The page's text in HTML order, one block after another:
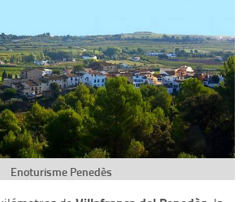
Enoturisme Penedès